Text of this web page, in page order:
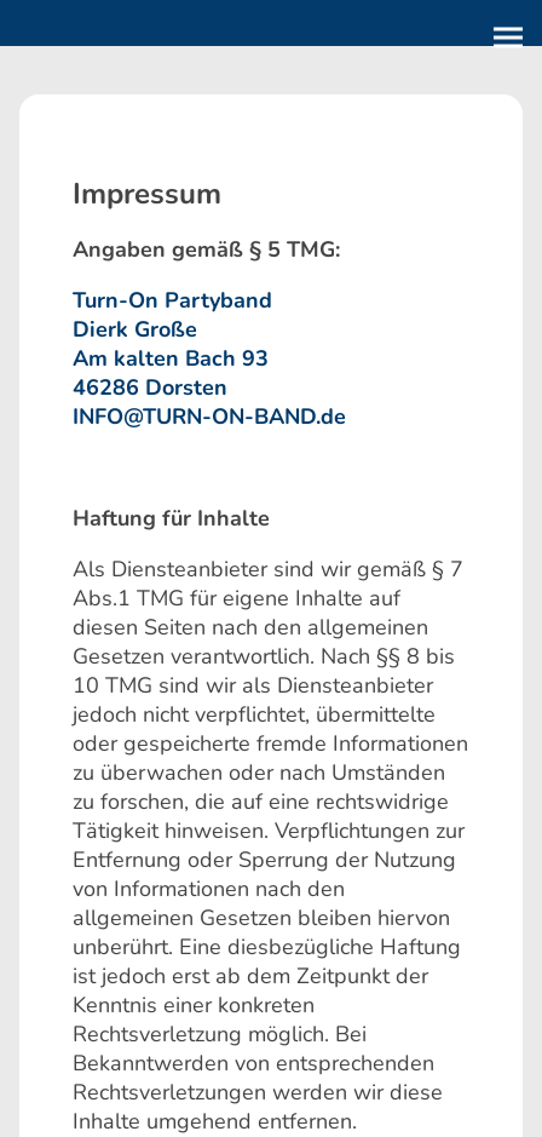
Impressum
Angaben gemäß § 5 TMG:
Turn-On Partyband
Dierk Große
Am kalten Bach 93
46286 Dorsten
INFO@TURN-ON-BAND.de
Haftung für Inhalte
Als Diensteanbieter sind wir gemäß § 7
Abs.1 TMG für eigene Inhalte auf
diesen Seiten nach den allgemeinen
Gesetzen verantwortlich. Nach §§ 8 bis
10 TMG sind wir als Diensteanbieter
jedoch nicht verpflichtet, übermittelte
oder gespeicherte fremde Informationen
zu überwachen oder nach Umständen
zu forschen, die auf eine rechtswidrige
Tätigkeit hinweisen. Verpflichtungen zur
Entfernung oder Sperrung der Nutzung
von Informationen nach den
allgemeinen Gesetzen bleiben hiervon
unberührt. Eine diesbezügliche Haftung
ist jedoch erst ab dem Zeitpunkt der
Kenntnis einer konkreten
Rechtsverletzung möglich. Bei
Bekanntwerden von entsprechenden
Rechtsverletzungen werden wir diese
Inhalte umgehend entfernen.